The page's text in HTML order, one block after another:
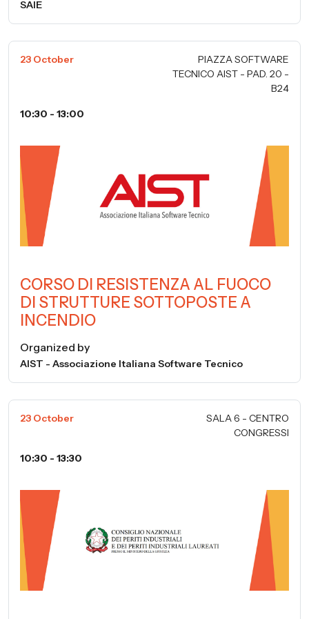
SAIE
23 October
PIAZZA SOFTWARE
TECNICO AIST - PAD. 20 -
B24
10:30 - 13:00
CORSO DI RESISTENZA AL FUOCO
DI STRUTTURE SOTTOPOSTE A
INCENDIO
Organized by
AIST - Associazione Italiana Software Tecnico
23 October
SALA 6 - CENTRO
CONGRESSI
10:30 - 13:30